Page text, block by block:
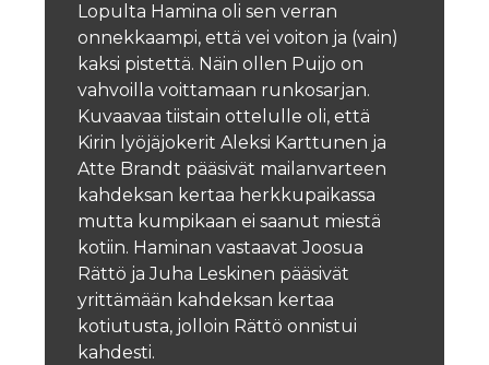
Lopulta Hamina oli sen verran
onnekkaampi, että vei voiton ja (vain)
kaksi pistettä. Näin ollen Puijo on
vahvoilla voittamaan runkosarjan.
Kuvaavaa tiistain ottelulle oli, että
Kirin lyöjäjokerit Aleksi Karttunen ja
Atte Brandt pääsivät mailanvarteen
kahdeksan kertaa herkkupaikassa
mutta kumpikaan ei saanut miestä
kotiin. Haminan vastaavat Joosua
Rättö ja Juha Leskinen pääsivät
yrittämään kahdeksan kertaa
kotiutusta, jolloin Rättö onnistui
kahdesti.